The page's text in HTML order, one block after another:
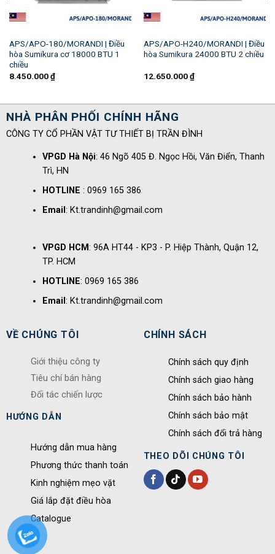
APS/APO-180/MORANDI | Điều
hòa Sumikura cơ 18000 BTU 1
chiều
8.450.000₫
APS/APO-H240/MORANDI | Điều
hòa Sumikura 24000 BTU 2 chiều
12.650.000₫
NHÀ PHÂN PHỐI CHÍNH HÃNG
CÔNG TY CỔ PHẦN VẬT TƯ THIẾT BỊ TRẦN ĐÌNH
VPGD Hà Nội: 46 Ngõ 405 Đ. Ngọc Hồi, Văn Điển, Thanh
Trì, HN
HOTLINE : 0969 165 386
Email : Kt.trandinh@gmail.com
VPGD HCM: 96A HT44 - KP3 - P. Hiệp Thành, Quận 12,
TP. HCM
HOTLINE: 0969 165 386
Email : Kt.trandinh@gmail.com
VỀ CHÚNG TÔI
Giới thiệu công ty
Tiêu chí bán hàng
Đối tác chiến lược
HƯỚNG DẪN
Hướng dẫn mua hàng
Phương thức thanh toán
Kinh nghiệm mẹo vặt
Giá lắp đặt điều hòa
Catalogue
CHÍNH SÁCH
Chính sách quy định
Chính sách giao hàng
Chính sách bảo hành
Chính sách bảo mật
Chính sách đổi trả hàng
THEO DÕI CHÚNG TÔI